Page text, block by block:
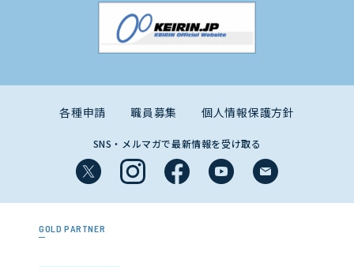
各種申請 職員募集 個人情報保護方針
SNS・メルマガで最新情報を受け取る
GOLD PARTNER